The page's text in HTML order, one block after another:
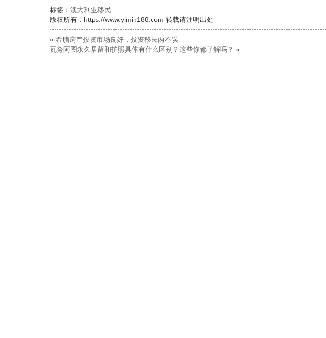
标签： 澳大利亚移民
版权所有：https://www.yimin188.com 转载请注明出处
« 希腊房产投资市场良好，投资移民两不误
瓦努阿图永久居留和护照具体有什么区别？这些你都了解吗？ »